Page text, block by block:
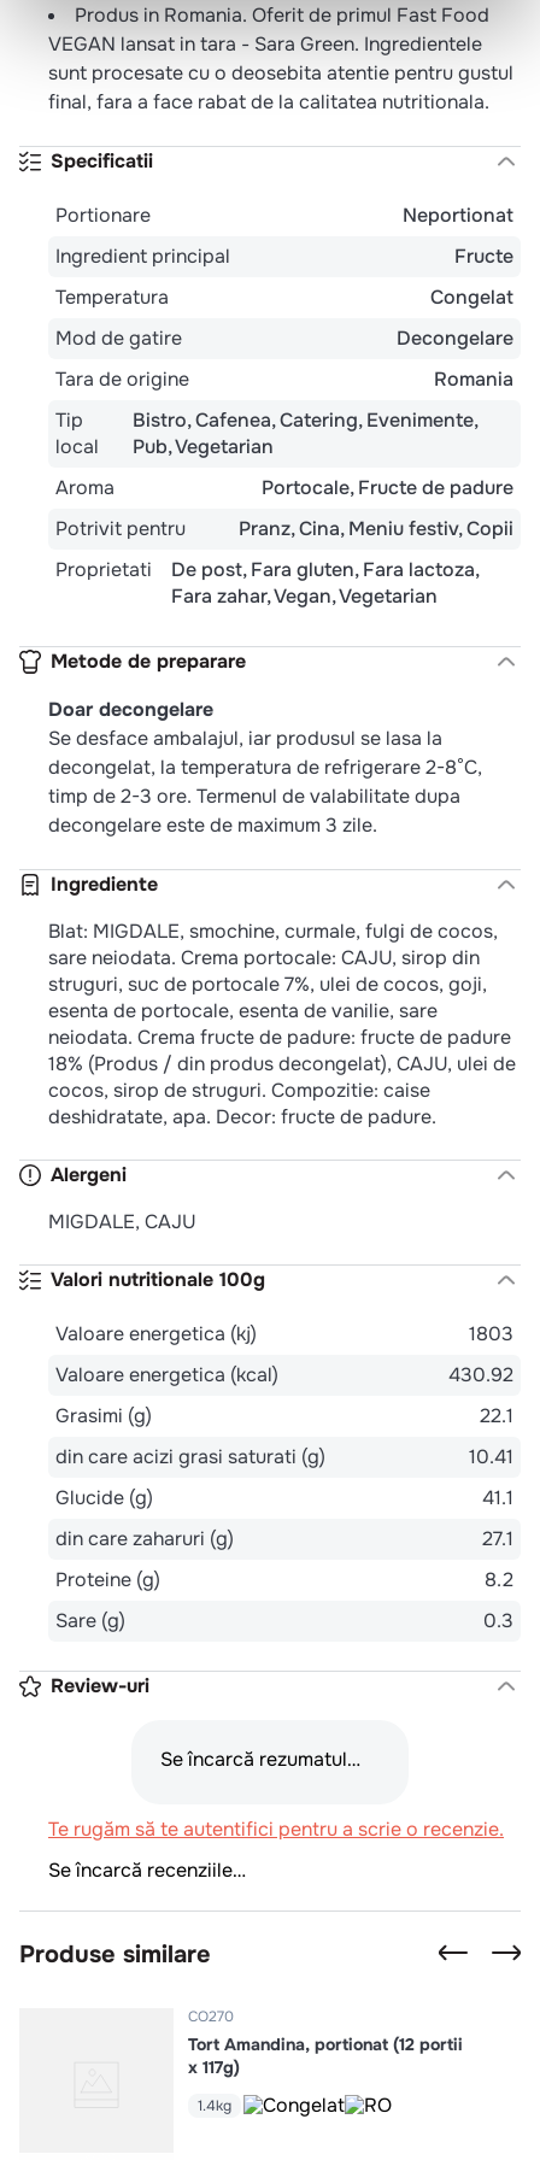
Produs in Romania. Oferit de primul Fast Food
VEGAN lansat in tara - Sara Green. Ingredientele
sunt procesate cu o deosebita atentie pentru gustul
final, fara a face rabat de la calitatea nutritionala.
Specificatii
Portionare
Neportionat
Ingredient principal
Fructe
Temperatura
Congelat
Mod de gatire
Decongelare
Tara de origine
Romania
Tip
local
Bistro Cafenea Catering Evenimente
Pub Vegetarian
Aroma
Portocale Fructe de padure
Potrivit pentru
Pranz Cina Meniu festiv Copii
Proprietati
De post Fara gluten Fara lactoza
Fara zahar Vegan Vegetarian
Metode de preparare
Doar decongelare
Se desface ambalajul, iar produsul se lasa la
decongelat, la temperatura de refrigerare 2-8°C,
timp de 2-3 ore. Termenul de valabilitate dupa
decongelare este de maximum 3 zile.
Ingrediente
Blat: MIGDALE, smochine, curmale, fulgi de cocos,
sare neiodata. Crema portocale: CAJU, sirop din
struguri, suc de portocale 7%, ulei de cocos, goji,
esenta de portocale, esenta de vanilie, sare
neiodata. Crema fructe de padure: fructe de padure
18% (Produs / din produs decongelat), CAJU, ulei de
cocos, sirop de struguri. Compozitie: caise
deshidratate, apa. Decor: fructe de padure.
Alergeni
MIGDALE, CAJU
Valori nutritionale 100g
Valoare energetica (kj)
1803
Valoare energetica (kcal)
430.92
Grasimi (g)
22.1
din care acizi grasi saturati (g)
10.41
Glucide (g)
41.1
din care zaharuri (g)
27.1
Proteine (g)
8.2
Sare (g)
0.3
Review-uri
Se încarcă rezumatul…
Te rugăm să te autentifici pentru a scrie o recenzie.
Se încarcă recenziile…
Produse similare
CO270
Tort Amandina, portionat (12 portii
x 117g)
1.4kg